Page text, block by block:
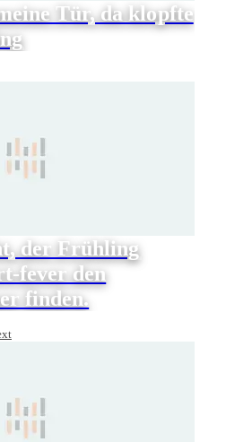
Tür, da klopfte
der Frühling
fever den
finden.